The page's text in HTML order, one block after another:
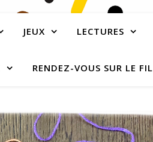
JEUX LECTURES
RENDEZ-VOUS SUR LE FIL